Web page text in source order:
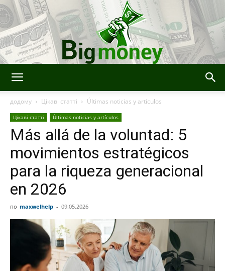
Finanzas,
Tecnología
e
Inversiones
додому Цікаві статті Últimas noticias y artículos
Цікаві статті Últimas noticias y artículos
Más allá de la voluntad: 5
movimientos estratégicos
para la riqueza generacional
en 2026
по maxwelhelp - 09.05.2026